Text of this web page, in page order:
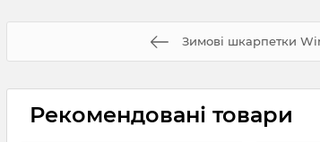
Зимові шкарпетки
Рекомендовані товари